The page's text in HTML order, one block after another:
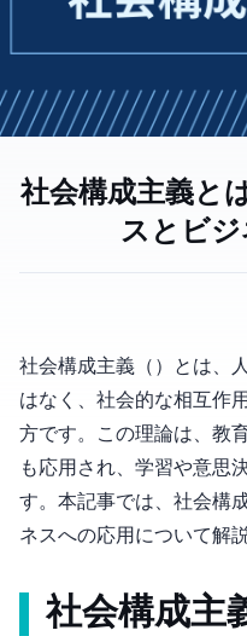
社会構成主義と
スとビ
社会構成主義（Social
はなく、社会的な相互作
方です。この理論は、教
も応用され、学習や意思
す。本記事では、社会構
ネスへの応用について解
社会構成主